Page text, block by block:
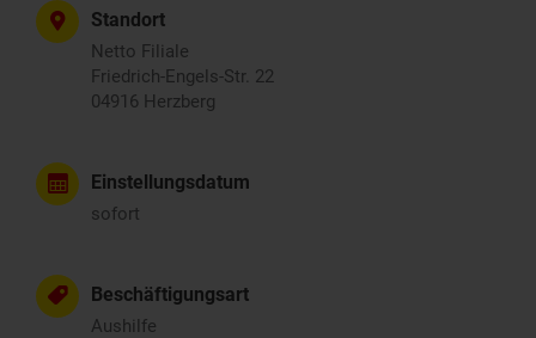
Standort
Netto Filiale
Friedrich-Engels-Str. 22
04916 Herzberg
Einstellungsdatum
sofort
Beschäftigungsart
Aushilfe